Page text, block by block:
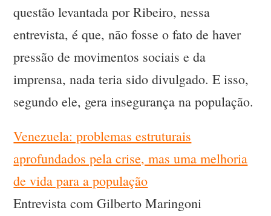
questão levantada por Ribeiro, nessa
entrevista, é que, não fosse o fato de haver
pressão de movimentos sociais e da
imprensa, nada teria sido divulgado. E isso,
segundo ele, gera insegurança na população.
Venezuela: problemas estruturais
aprofundados pela crise, mas uma melhoria
de vida para a população
Entrevista com Gilberto Maringoni